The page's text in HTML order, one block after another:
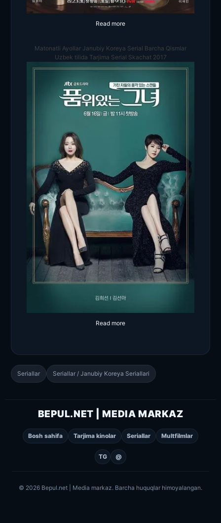
Read more
Matonatli Ayollar Janubiy Koreya Serial Barcha Qismlar
Uzbek tilida Tarjima Serial Skachat 2017
Read more
Seriallar Seriallar / Janubiy Koreya Seriallari
BEPUL.NET | MEDIA MARKAZ
Bosh sahifa Tarjima kinolar Seriallar Multfilmlar
TG @
© 2026 Bepul.net | Media markaz. Barcha huquqlar himoyalangan.